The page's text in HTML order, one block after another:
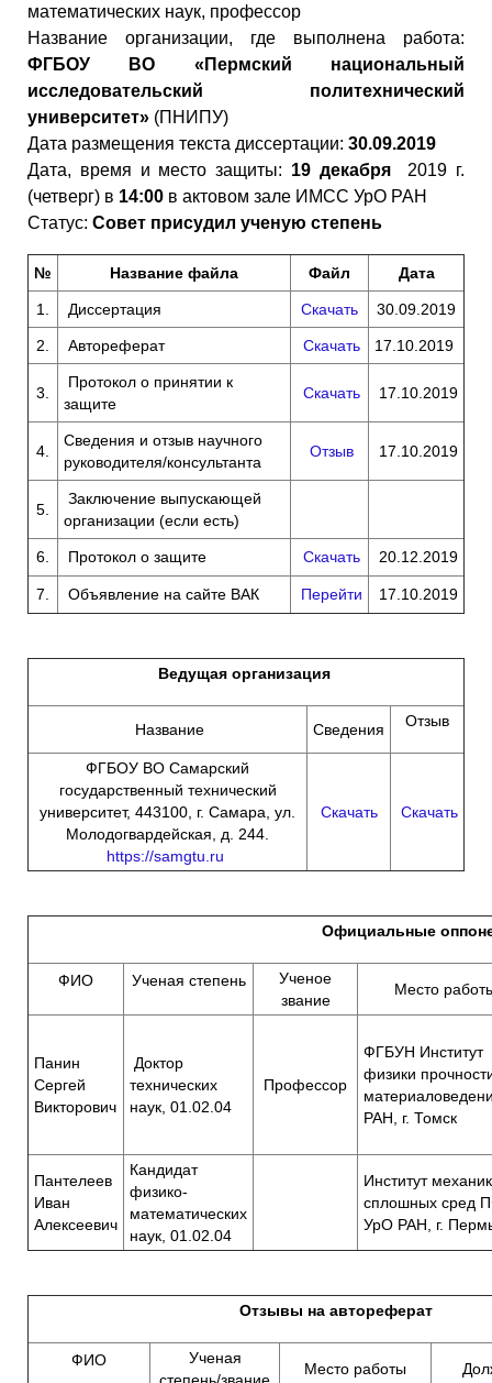
математических наук, профессор
Название организации, где выполнена работа:
ФГБОУ ВО «Пермский национальный
исследовательский политехнический
университет» (ПНИПУ)
Дата размещения текста диссертации: 30.09.2019
Дата, время и место защиты: 19 декабря
2019 г.
(четверг) в 14:00 в актовом зале ИМСС УрО РАН
Статус: Совет присудил ученую степень
№ Название файла Файл Дата
1. Диссертация Скачать 30.09.2019
2. Автореферат Скачать 17.10.2019
3.
Протокол о принятии к
защите
Скачать 17.10.2019
4.
Сведения и отзыв научного
руководителя/консультанта
Отзыв 17.10.2019
5.
Заключение выпускающей
организации (если есть)
6. Протокол о защите Скачать 20.12.2019
7. Объявление на сайте ВАК Перейти 17.10.2019
Ведущая организация
Название Сведения Отзыв
ФГБОУ ВО Самарский
государственный технический
университет, 443100, г. Самара, ул.
Молодогвардейская, д. 244.
https://samgtu.ru
Скачать Скачать
Официальные
ФИО Ученая степень
Ученое
звание
Место
Панин
Сергей
Викторович
Доктор
технических
наук, 01.02.04
Профессор
ФГБУН Институт
физики
РАН, г. Томск
Пантелеев
Иван
Алексеевич
Кандидат
физико-
математических
наук, 01.02.04
Институт
сплошных сред
УрО РАН, г.
Отзывы на автореферат
ФИО
Ученая
степень/звание
Место работы